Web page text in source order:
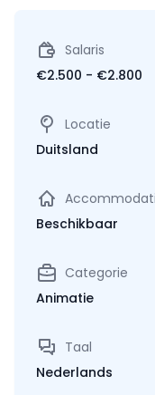
Salaris
€2.500 - €2.800
Locatie
Duitsland
Beschikbaar
Categorie
Animatie
Taal
Nederlands